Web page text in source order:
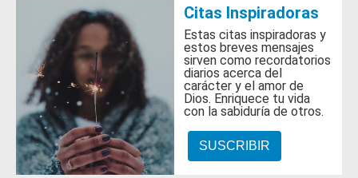
Citas Inspiradoras
Estas citas inspiradoras y
estos breves mensajes
sirven como recordatorios
diarios acerca del
carácter y el amor de
Dios. Enriquece tu vida
con la sabiduría de otros.
SUSCRIBIR